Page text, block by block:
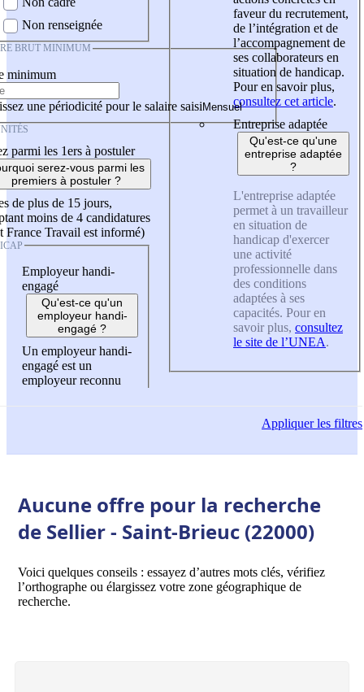
Non renseignée
BRUT MINIMUM
minimum
une périodicité pour le salaire saisi
parmi les 1ers à postuler
serez-vous parmi les
premiers à postuler ?
de plus de 15 jours,
moins de 4 candidatures
France Travail est informé)
Employeur handi-
engagé
Qu'est-ce qu'un
employeur handi-
engagé ?
Un employeur handi-
engagé est un
employeur reconnu
faveur du recrutement,
de l’intégration et de
l’accompagnement de
ses collaborateurs en
situation de handicap.
Pour en savoir plus,
consultez cet article.
Entreprise adaptée
Qu'est-ce qu'une
entreprise adaptée
?
L'entreprise adaptée
permet à un travailleur
en situation de
handicap d'exercer
une activité
professionnelle dans
des conditions
adaptées à ses
capacités. Pour en
savoir plus, consultez
le site de l’UNEA.
Appliquerles filtres
Aucune offre pour la recherche
de Sellier - Saint-Brieuc (22000)
Voici quelques conseils : essayez d’autres mots clés, vérifiez
l’orthographe ou élargissez votre zone géographique de
recherche.